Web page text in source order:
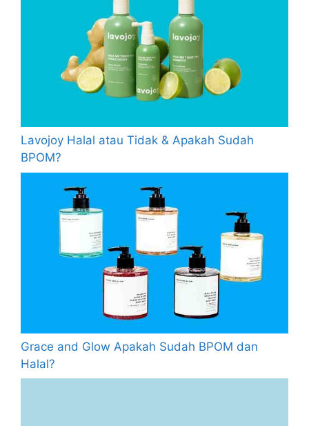
Lavojoy Halal atau Tidak & Apakah Sudah
BPOM?
Grace and Glow Apakah Sudah BPOM dan
Halal?